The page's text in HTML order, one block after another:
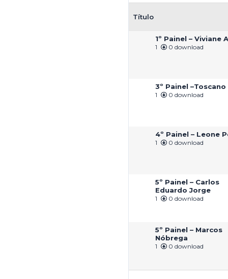
Título
1º Painel – Viviane
1 0 download
3º Painel –Toscano
1 0 download
4º Painel – Leone
1 0 download
5º Painel – Carlos
Eduardo Jorge
1 0 download
5º Painel – Marcos
Nóbrega
1 0 download